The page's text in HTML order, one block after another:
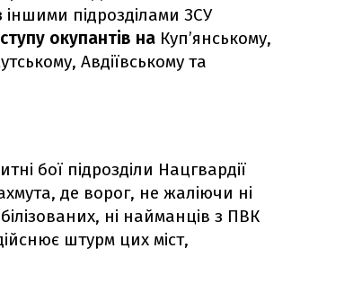
іншими підрозділами ЗСУ
окупантів на Куп’янському,
Авдіївському та
бої підрозділи Нацгвардії
де ворог, не жаліючи ні
ні найманців з ПВК
штурм цих міст,